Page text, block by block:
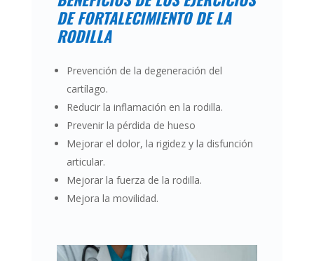
DE FORTALECIMIENTO DE LA
RODILLA
Prevención de la degeneración del
cartílago.
Reducir la inflamación en la rodilla.
Prevenir la pérdida de hueso
Mejorar el dolor, la rigidez y la disfunción
articular.
Mejorar la fuerza de la rodilla.
Mejora la movilidad.